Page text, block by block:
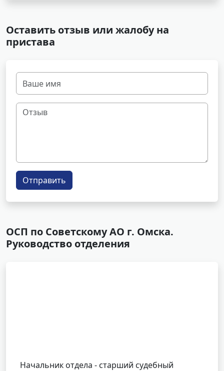
Оставить отзыв или жалобу на
пристава
Отправить
ОСП по Советскому АО г. Омска.
Руководство отделения
Начальник отдела - старший судебный